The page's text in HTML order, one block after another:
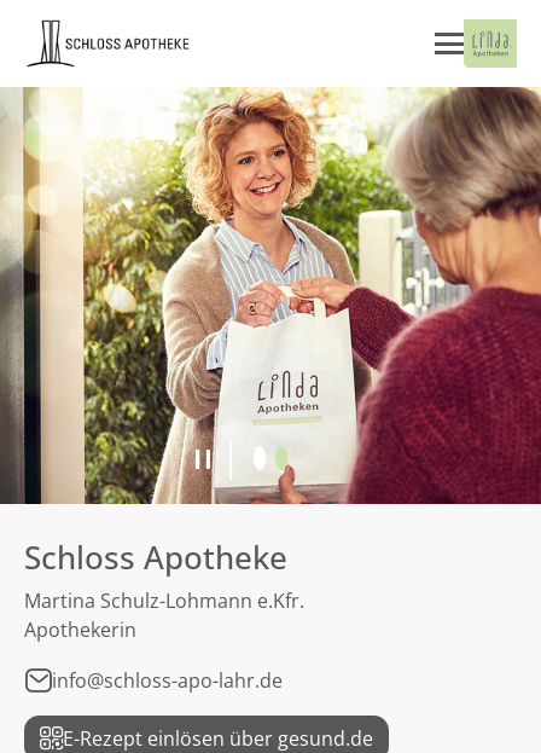
Schloss Apotheke
Martina Schulz-Lohmann e.Kfr.
Apothekerin
info@schloss-apo-lahr.de
E-Rezept einlösen über gesund.de